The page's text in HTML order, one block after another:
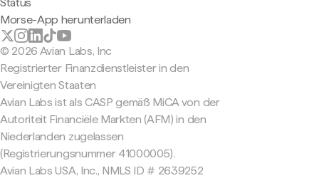
Morse-App herunterladen
© 2026 Avian Labs, Inc
Registrierter Finanzdienstleister in den
Vereinigten Staaten
Avian Labs ist als CASP gemäß MiCA von der
Autoriteit Financiële Markten (AFM) in den
Niederlanden zugelassen
(Registrierungsnummer 41000005).
Avian Labs USA, Inc., NMLS ID # 2639252